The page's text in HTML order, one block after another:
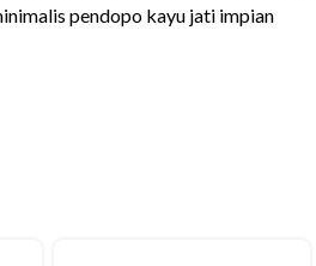
pendopo kayu jati impian